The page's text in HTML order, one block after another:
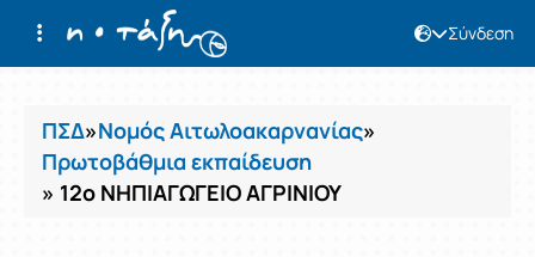
Σύνδεση
Μαθήματα
ΠΣΔ»Νομός Αιτωλοακαρνανίας»
Πρωτοβάθμια εκπαίδευση
» 12ο ΝΗΠΙΑΓΩΓΕΙΟ ΑΓΡΙΝΙΟΥ